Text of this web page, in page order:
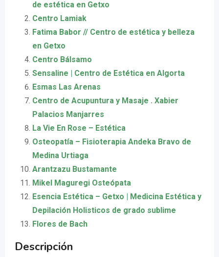
de estética en Getxo
Centro Lamiak
Fatima Babor // Centro de estética y belleza
en Getxo
Centro Bálsamo
Sensaline | Centro de Estética en Algorta
Esmas Las Arenas
Centro de Acupuntura y Masaje . Xabier
Palacios Manjarres
La Vie En Rose – Estética
Osteopatía – Fisioterapia Andeka Bravo de
Medina Urtiaga
Arantzazu Bustamante
Mikel Maguregi Osteópata
Esencia Estética – Getxo | Medicina Estética y
Depilación Holisticos de grado sublime
Flores de Bach
Descripción